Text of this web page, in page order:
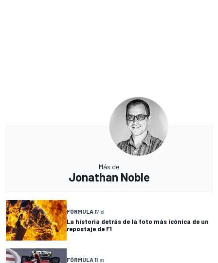
Más de
Jonathan Noble
FÓRMULA 17 d
La historia detrás de la foto más icónica de un
repostaje de F1
FÓRMULA 11 m